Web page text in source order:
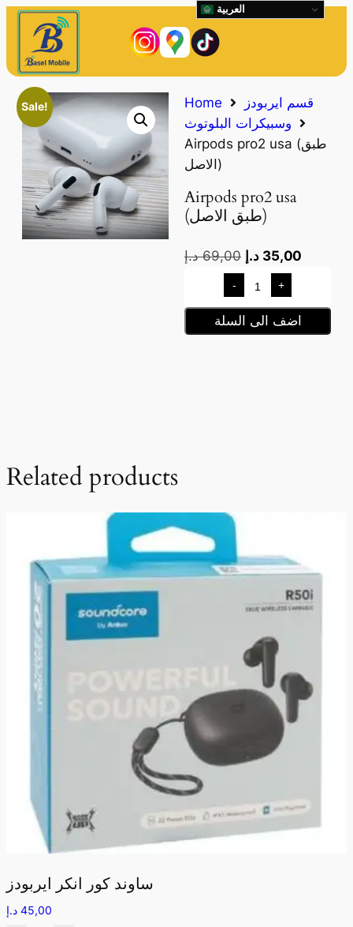
Sale! Home
قسم ايربودز
وسبيكرات البلوتوث
Airpods pro2 usa (طبق
الاصل)
Airpods pro2 usa
(طبق الاصل)
69,00 د.إ 35,00 د.إ
- +
اضف الى السلة
Related products
ساوند كور انكر ايربودز
45,00 د.إ
العربية